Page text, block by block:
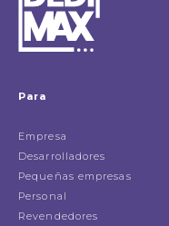
Para
Empresa
Desarrolladores
Pequeñas empresas
Personal
Revendedores